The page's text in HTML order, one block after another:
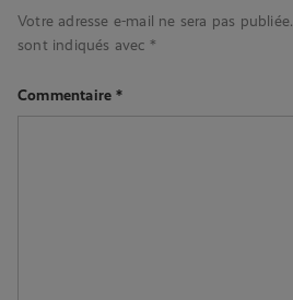
Votre adresse e-mail ne sera pas publiée.
sont indiqués avec *
Commentaire*